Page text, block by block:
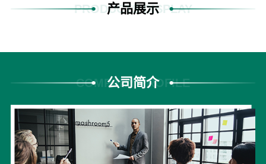
产品展示
PRODUCTS DISPLAY
公司简介
COMPANY PROFILE